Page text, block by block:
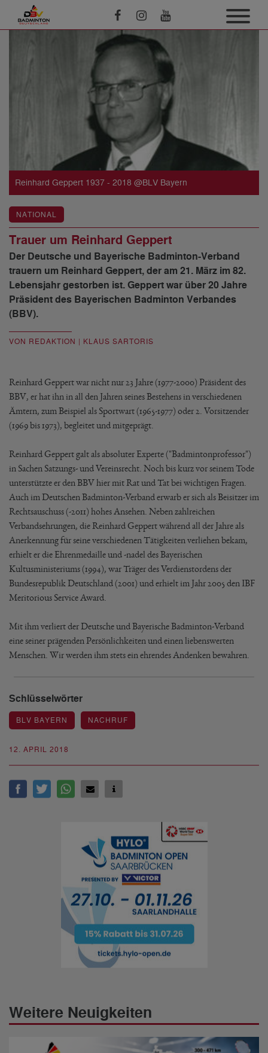
Reinhard Geppert 1937 - 2018 @BLV Bayern
12. APRIL 2018
NATIONAL
Trauer um Reinhard Geppert
Der Deutsche und Bayerische Badminton-Verband
trauern um Reinhard Geppert, der am 21. März im 82.
Lebensjahr gestorben ist. Geppert war über 20 Jahre
Präsident des Bayerischen Badminton Verbandes
(BBV).
VON REDAKTION | KLAUS SARTORIS
Reinhard Geppert war nicht nur 23 Jahre (1977-2000) Präsident des
BBV, er hat ihn in all den Jahren seines Bestehens in verschiedenen
Ämtern, zum Beispiel als Sportwart (1965-1977) oder 2. Vorsitzender
(1969 bis 1973), begleitet und mitgeprägt.
Reinhard Geppert galt als absoluter Experte ("Badmintonprofessor")
in Sachen Satzungs- und Vereinsrecht. Noch bis kurz vor seinem Tode
unterstützte er den BBV hier mit Rat und Tat bei wichtigen Fragen.
Auch im Deutschen Badminton-Verband erwarb er sich als Beisitzer im
Rechtsauschuss (-2011) hohes Ansehen. Neben zahlreichen
Verbandsehrungen, die Reinhard Geppert während all der Jahre als
Anerkennung für seine verschiedenen Tätigkeiten verliehen bekam,
erhielt er die Ehrenmedaille und -nadel des Bayerischen
Kultusministeriums (1994), war Träger des Verdienstordens der
Bundesrepublik Deutschland (2001) und erhielt im Jahr 2005 den IBF
Meritorious Service Award.
Mit ihm verliert der Deutsche und Bayerische Badminton-Verband
eine seiner prägenden Persönlichkeiten und einen liebenswerten
Menschen. Wir werden ihm stets ein ehrendes Andenken bewahren.
Schlüsselwörter
BLV BAYERN NACHRUF
Weitere Neuigkeiten